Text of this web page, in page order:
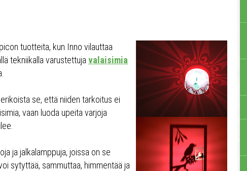
tuotteita, kun Inno vilauttaa
tekniikalla varustettuja valaisimia
se, että niiden tarkoitus ei
vaan luoda upeita varjoja
ja jalkalamppuja, joissa on se
sytyttää, sammuttaa, himmentää ja